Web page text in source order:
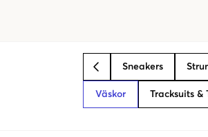
BACK Sneakers
Väskor Tracksuits &